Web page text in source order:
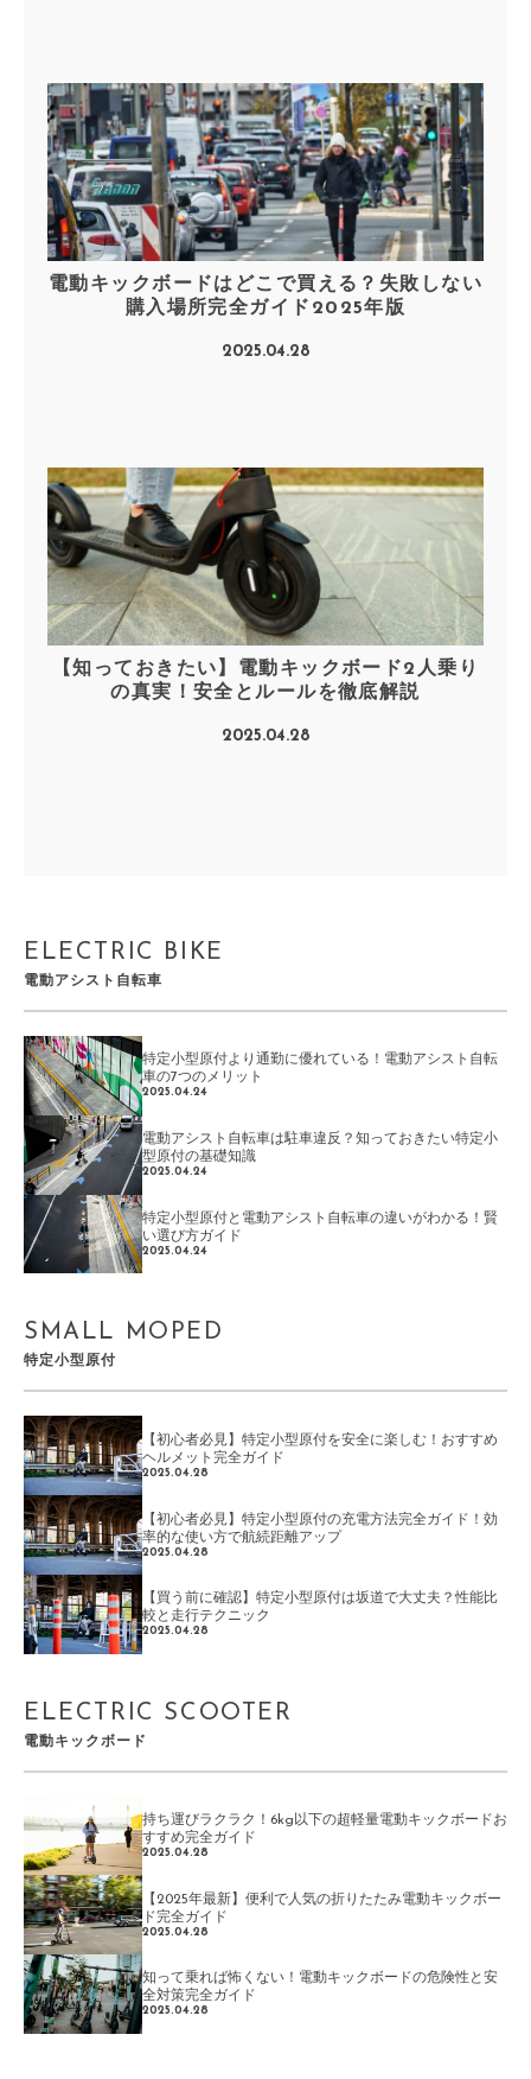
電動キックボードはどこで買える？失敗しない
購入場所完全ガイド2025年版
2025.04.28
【知っておきたい】電動キックボード2人乗り
の真実！安全とルールを徹底解説
2025.04.28
ELECTRIC BIKE
電動アシスト自転車
特定小型原付より通勤に優れている！電動アシスト自転
車の7つのメリット
2025.04.24
電動アシスト自転車は駐車違反？知っておきたい特定小
型原付の基礎知識
2025.04.24
特定小型原付と電動アシスト自転車の違いがわかる！賢
い選び方ガイド
2025.04.24
SMALL MOPED
特定小型原付
【初心者必見】特定小型原付を安全に楽しむ！おすすめ
ヘルメット完全ガイド
2025.04.28
【初心者必見】特定小型原付の充電方法完全ガイド！効
率的な使い方で航続距離アップ
2025.04.28
【買う前に確認】特定小型原付は坂道で大丈夫？性能比
較と走行テクニック
2025.04.28
ELECTRIC SCOOTER
電動キックボード
持ち運びラクラク！6kg以下の超軽量電動キックボードお
すすめ完全ガイド
2025.04.28
【2025年最新】便利で人気の折りたたみ電動キックボー
ド完全ガイド
2025.04.28
知って乗れば怖くない！電動キックボードの危険性と安
全対策完全ガイド
2025.04.28